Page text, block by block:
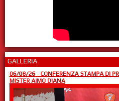
GALLERIA
06/08/26- CONFERENZA STAMPA DI
MISTER AIMO DIANA